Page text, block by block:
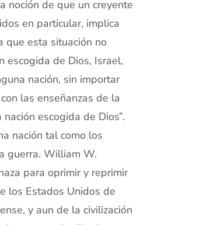
noción de que un creyente
en particular, implica
que esta situación no
escogida de Dios, Israel,
nación, sin importar
las enseñanzas de la
escogida de Dios”.
nación tal como los
guerra. William W.
para oprimir y reprimir
los Estados Unidos de
y aun de la civilización